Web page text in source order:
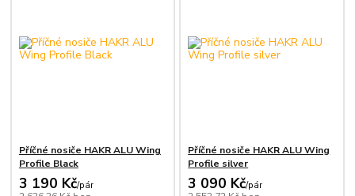
Příčné nosiče HAKR ALU Wing
Profile Black
3 190 Kč/pár
Příčné nosiče HAKR ALU Wing
Profile silver
3 090 Kč/pár